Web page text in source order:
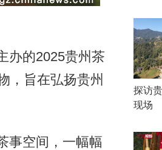
的2025贵州茶
，旨在弘扬贵州
空间，一幅幅
探访
现场